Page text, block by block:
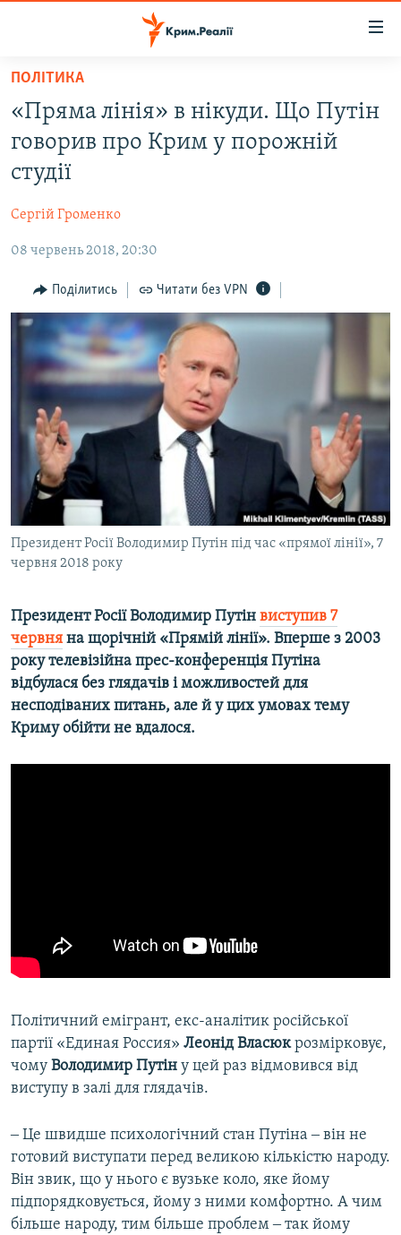
Перейти
основного
матеріалу
Перейти
до
основної
навігації
Перейти
пошуку
ВОДА.КРИМ
ВІДЕО ТА ФОТО
БЛОГИ
ПОГЛЯД
ІНТЕРВ'Ю
ВСЕ ЗА ДЕНЬ
СПЕЦПРОЕКТИ
ДЕПОРТАЦІЯ
ВІДЕОУРОКИ «ELIFBE»
СВІДЧЕННЯ ОКУПАЦІЇ
УКРАЇНСЬКА ПРОБЛЕМА КРИМУ
ІНФОГРАФІКА
ЯК ОБІЙТИ БЛОКУВАННЯ
Русский
Qırımtatar
ДОЛУЧАЙСЯ!
ПОЛІТИКА
«Пряма лінія» в нікуди. Що Путін
говорив про Крим у порожній
студії
Сергій Громенко
08 червень 2018, 20:30
Поділитись Читати без VPN
Президент Росії Володимир Путін під час «прямої лінії», 7
червня 2018 року
Президент Росії Володимир Путін виступив 7
червня на щорічній «Прямій лінії». Вперше з 2003
року телевізійна прес-конференція Путіна
відбулася без глядачів і можливостей для
несподіваних питань, але й у цих умовах тему
Криму обійти не вдалося.
Політичний емігрант, екс-аналітик російської
партії «Единая Россия» Леонід Власюкрозмірковує,
чому Володимир Путін у цей раз відмовився від
виступу в залі для глядачів.
‒ Це швидше психологічний стан Путіна ‒ він не
готовий виступати перед великою кількістю народу.
Він звик, що у нього є вузьке коло, яке йому
підпорядковується, йому з ними комфортно. А чим
більше народу, тим більше проблем ‒ так йому